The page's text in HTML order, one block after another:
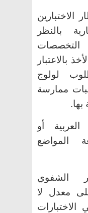
بالنظر
التخصصات
بالاعتبار
لولوج
ممارسة
بها.
العربية أو
المواضع
الشفوي
معدل لا
12 على 20 في الاختبارات